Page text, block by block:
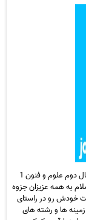
دانلود رایگان سری چهل و هفتم نمونه سوال امتحانی نیمسال دوم علوم و فنون 1
سلام به همه عزیزان جزوه
خودش رو در راستای
ها و رشته های